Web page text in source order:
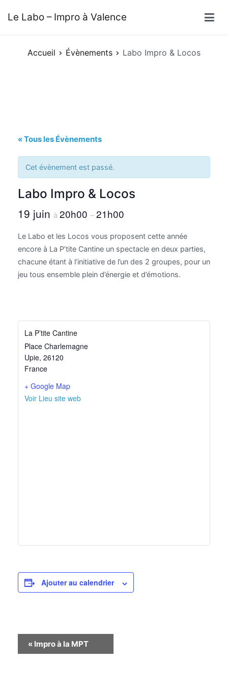
Le Labo – Impro à Valence
Accueil Évènements Labo Impro & Locos
« Tous les Évènements
Cet évènement est passé.
Labo Impro & Locos
19 juin à20h00 –21h00
Le Labo et les Locos vous proposent cette année
encore à La P’tite Cantine un spectacle en deux parties,
chacune étant à l’initiative de l’un des 2 groupes, pour un
jeu tous ensemble plein d’énergie et d’émotions.
La P’tite Cantine
Place Charlemagne
Upie, 26120
France
+ Google Map
Voir Lieu site web
Ajouter au calendrier
Navigation
Évènement
« Impro à la MPT